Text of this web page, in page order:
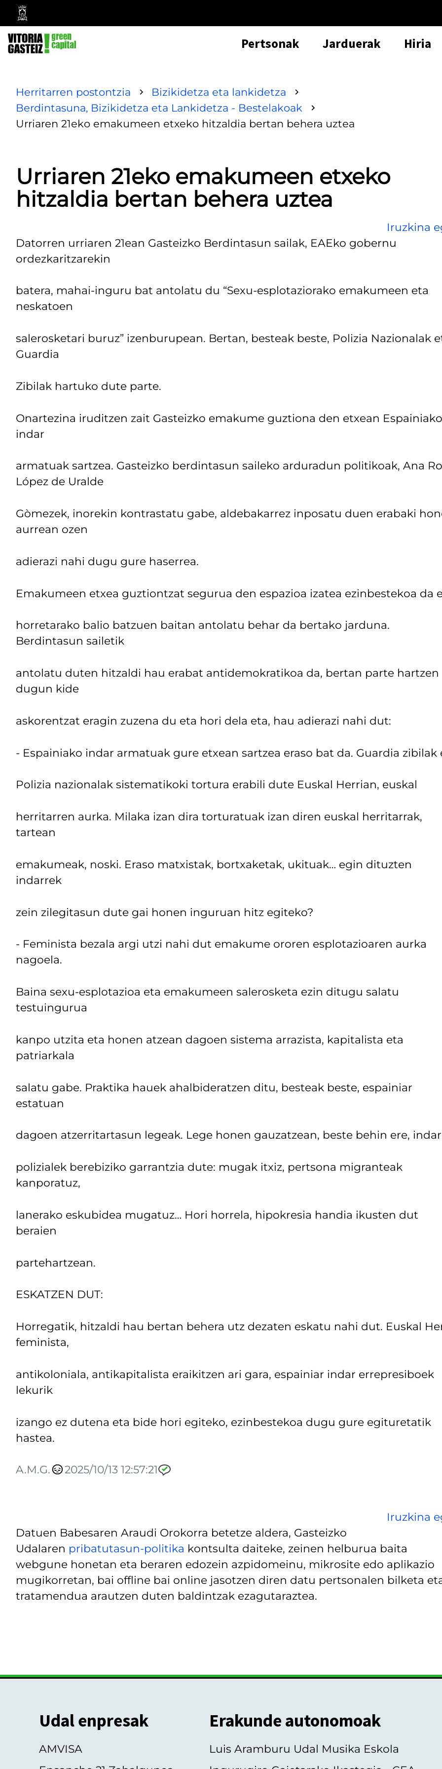
Vitoria-
Gasteizko
Udala
Pertsonak Jarduerak Hiria
Herritarren postontzia
Bizikidetza eta lankidetza
Berdintasuna, Bizikidetza eta Lankidetza - Bestelakoak
Urriaren 21eko emakumeen etxeko hitzaldia bertan behera uztea
Urriaren 21eko emakumeen etxeko
hitzaldia bertan behera uztea
Iruzkina
Datorren urriaren 21ean Gasteizko Berdintasun sailak, EAEko gobernu
ordezkaritzarekin
batera, mahai-inguru bat antolatu du “Sexu-esplotaziorako emakumeen eta
neskatoen
salerosketari buruz” izenburupean. Bertan, besteak beste, Polizia Nazionalak
Guardia
Zibilak hartuko dute parte.
Onartezina iruditzen zait Gasteizko emakume guztiona den etxean Espainiako
indar
armatuak sartzea. Gasteizko berdintasun saileko arduradun politikoak, Ana
López de Uralde
Gòmezek, inorekin kontrastatu gabe, aldebakarrez inposatu duen erabaki
aurrean ozen
adierazi nahi dugu gure haserrea.
Emakumeen etxea guztiontzat segurua den espazioa izatea ezinbestekoa da
horretarako balio batzuen baitan antolatu behar da bertako jarduna.
Berdintasun sailetik
antolatu duten hitzaldi hau erabat antidemokratikoa da, bertan parte hartzen
dugun kide
askorentzat eragin zuzena du eta hori dela eta, hau adierazi nahi dut:
- Espainiako indar armatuak gure etxean sartzea eraso bat da. Guardia zibilak
Polizia nazionalak sistematikoki tortura erabili dute Euskal Herrian, euskal
herritarren aurka. Milaka izan dira torturatuak izan diren euskal herritarrak,
tartean
emakumeak, noski. Eraso matxistak, bortxaketak, ukituak… egin dituzten
indarrek
zein zilegitasun dute gai honen inguruan hitz egiteko?
- Feminista bezala argi utzi nahi dut emakume ororen esplotazioaren aurka
nagoela.
Baina sexu-esplotazioa eta emakumeen salerosketa ezin ditugu salatu
testuingurua
kanpo utzita eta honen atzean dagoen sistema arrazista, kapitalista eta
patriarkala
salatu gabe. Praktika hauek ahalbideratzen ditu, besteak beste, espainiar
estatuan
dagoen atzerritartasun legeak. Lege honen gauzatzean, beste behin ere, indar
polizialek berebiziko garrantzia dute: mugak itxiz, pertsona migranteak
kanporatuz,
lanerako eskubidea mugatuz… Hori horrela, hipokresia handia ikusten dut
beraien
partehartzean.
ESKATZEN DUT:
Horregatik, hitzaldi hau bertan behera utz dezaten eskatu nahi dut. Euskal
feminista,
antikoloniala, antikapitalista eraikitzen ari gara, espainiar indar errepresiboek
lekurik
izango ez dutena eta bide hori egiteko, ezinbestekoa dugu gure egituretatik
hastea.
A.M.G. 2025/10/13 12:57:21
Iruzkina
Datuen Babesaren Araudi Orokorra betetze aldera, Gasteizko
Udalaren pribatutasun-politika kontsulta daiteke, zeinen helburua baita
webgune honetan eta beraren edozein azpidomeinu, mikrosite edo aplikazio
mugikorretan, bai offline bai online jasotzen diren datu pertsonalen bilketa
tratamendua arautzen duten baldintzak ezagutaraztea.
Udal enpresak
AMVISA
Erakunde autonomoak
Luis Aramburu Udal Musika Eskola